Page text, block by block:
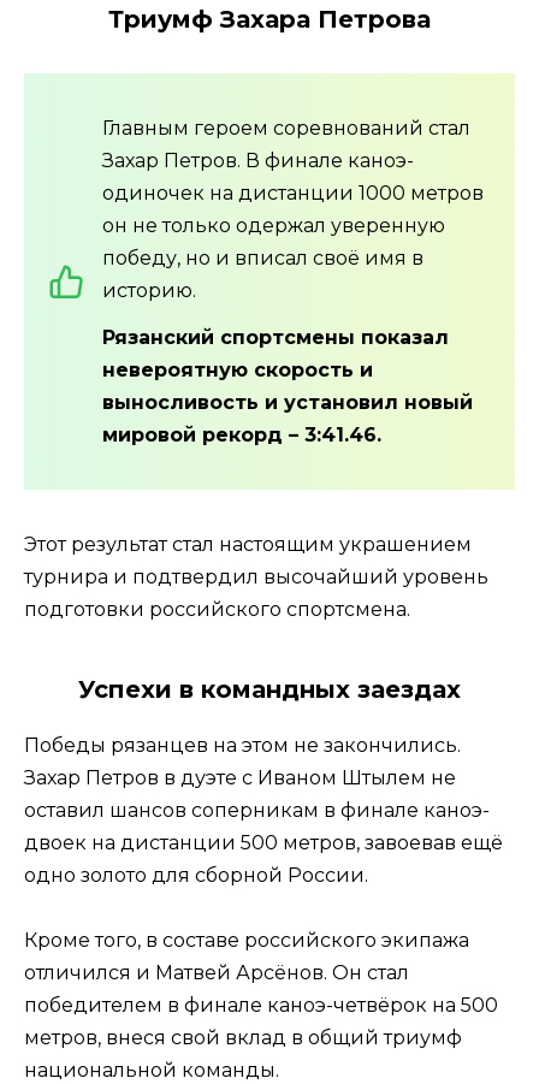
Триумф Захара Петрова
Главным героем соревнований стал
Захар Петров. В финале каноэ-
одиночек на дистанции 1000 метров
он не только одержал уверенную
победу, но и вписал своё имя в
историю.
Рязанский спортсмены показал
невероятную скорость и
выносливость и установил новый
мировой рекорд – 3:41.46.
Этот результат стал настоящим украшением
турнира и подтвердил высочайший уровень
подготовки российского спортсмена.
Успехи в командных заездах
Победы рязанцев на этом не закончились.
Захар Петров в дуэте с Иваном Штылем не
оставил шансов соперникам в финале каноэ-
двоек на дистанции 500 метров, завоевав ещё
одно золото для сборной России.
Кроме того, в составе российского экипажа
отличился и Матвей Арсёнов. Он стал
победителем в финале каноэ-четвёрок на 500
метров, внеся свой вклад в общий триумф
национальной команды.